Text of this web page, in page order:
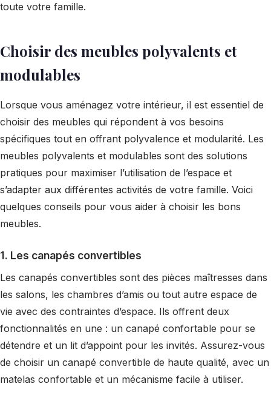
toute votre famille.
Choisir des meubles polyvalents et
modulables
Lorsque vous aménagez votre intérieur, il est essentiel de
choisir des meubles qui répondent à vos besoins
spécifiques tout en offrant polyvalence et modularité. Les
meubles polyvalents et modulables sont des solutions
pratiques pour maximiser l’utilisation de l’espace et
s’adapter aux différentes activités de votre famille. Voici
quelques conseils pour vous aider à choisir les bons
meubles.
1. Les canapés convertibles
Les canapés convertibles sont des pièces maîtresses dans
les salons, les chambres d’amis ou tout autre espace de
vie avec des contraintes d’espace. Ils offrent deux
fonctionnalités en une : un canapé confortable pour se
détendre et un lit d’appoint pour les invités. Assurez-vous
de choisir un canapé convertible de haute qualité, avec un
matelas confortable et un mécanisme facile à utiliser.